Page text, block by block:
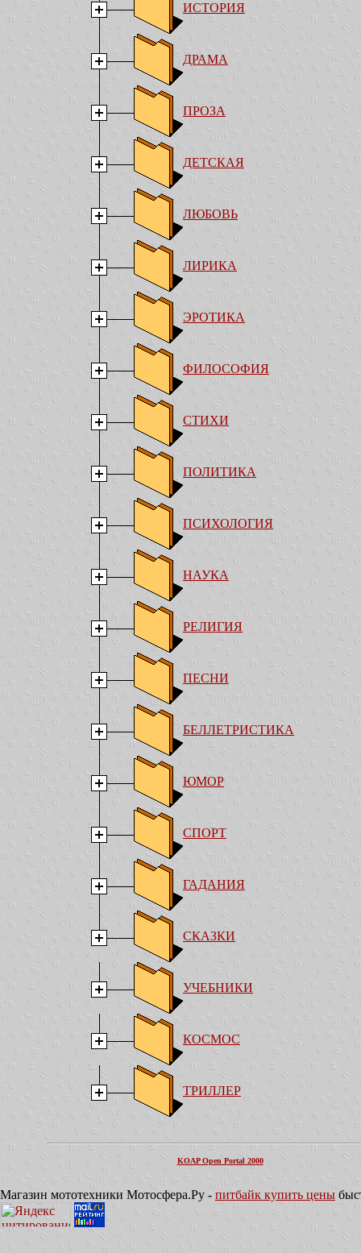
ИСТОРИЯ
ДРАМА
ПРОЗА
ДЕТСКАЯ
ЛЮБОВЬ
ЛИРИКА
ЭРОТИКА
ФИЛОСОФИЯ
СТИХИ
ПОЛИТИКА
ПСИХОЛОГИЯ
НАУКА
РЕЛИГИЯ
ПЕСНИ
БЕЛЛЕТРИСТИКА
ЮМОР
СПОРТ
ГАДАНИЯ
СКАЗКИ
УЧЕБНИКИ
КОСМОС
ТРИЛЛЕР
KOAP Open Portal 2000
Магазин мототехники Мотосфера.Ру - питбайк купить цены